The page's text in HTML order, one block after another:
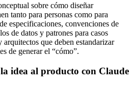
sobre cómo diseñar
tanto para personas como para
especificaciones, convenciones de
de datos y patrones para casos
que deben estandarizar
de generar el “cómo”.
idea al producto con Claude